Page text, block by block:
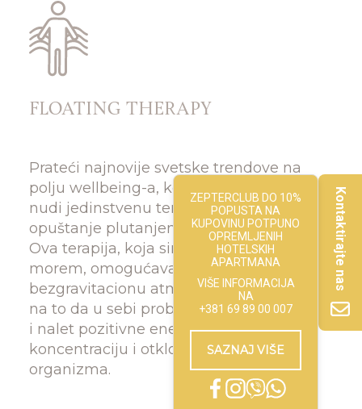
Kontaktirajte nas
ZEPTERCLUB DO 10%
POPUSTA NA
KUPOVINU POTPUNO
OPREMLJENIH
HOTELSKIH
APARTMANA
VIŠE INFORMACIJA
NA
+381 69 89 00 007
SAZNAJ VIŠE
FLOATING THERAPY
Prateći najnovije svetske trendove na
polju wellbeing-a, kompleks „Zepterme“
nudi jedinstvenu terapiju kod nas,
opuštanje plutanjem (floating therapy).
Ova terapija, koja simulira plutanje
morem, omogućava ulazak u toplu
bezgravitacionu atmosferu, koja deluje
na to da u sebi probudimo osećanje mira
i nalet pozitivne energije, poboljšamo
koncentraciju i otklonimo toksine iz
organizma.